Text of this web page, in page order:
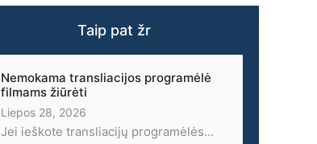
Taip pat žr
Nemokama transliacijos programėlė
filmams žiūrėti
Liepos 28, 2026
Jei ieškote transliacijų programėlės...